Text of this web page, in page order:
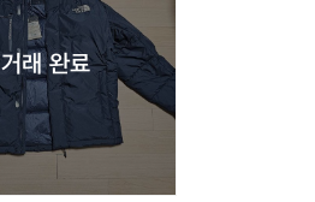
거래 완료